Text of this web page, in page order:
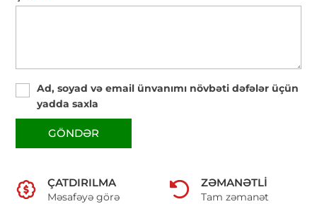
Ad, soyad və email ünvanımı növbəti dəfələr üçün
yadda saxla
GÖNDƏR
ÇATDIRILMA
Məsafəyə görə
ZƏMANƏTLI
Tam zəmanət